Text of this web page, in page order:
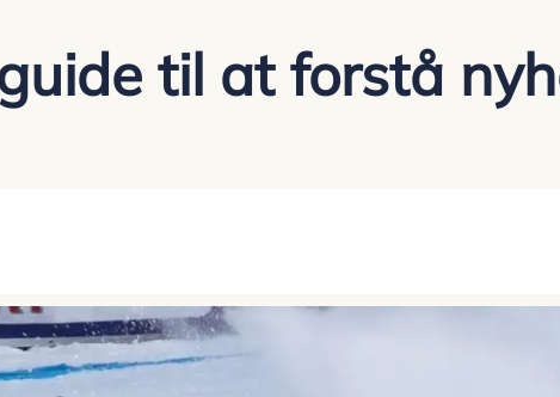
til at forstå